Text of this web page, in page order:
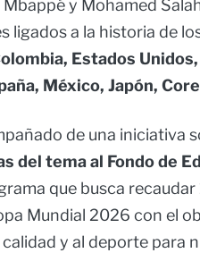
y Mohamed
ligados a la historia de
Estados
México, Japón,
de una iniciativa
del tema al Fondo de
que busca
Mundial 2026 con el
y al deporte para